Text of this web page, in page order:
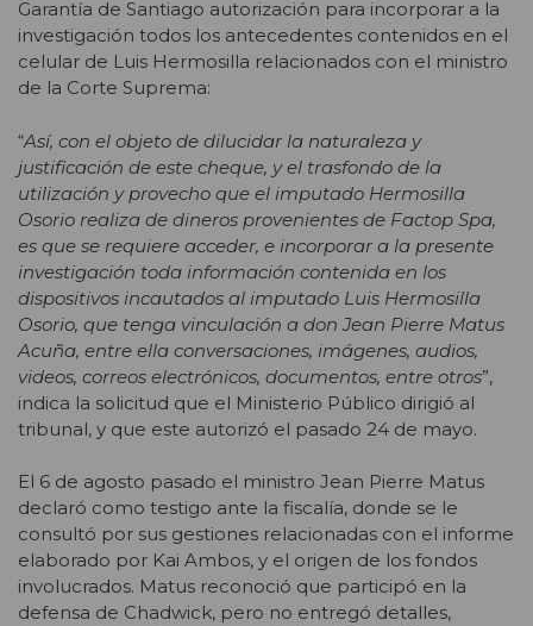
Garantía de Santiago autorización para incorporar a la
investigación todos los antecedentes contenidos en el
celular de Luis Hermosilla relacionados con el ministro
de la Corte Suprema:
“Así, con el objeto de dilucidar la naturaleza y
justificación de este cheque, y el trasfondo de la
utilización y provecho que el imputado Hermosilla
Osorio realiza de dineros provenientes de Factop Spa,
es que se requiere acceder, e incorporar a la presente
investigación toda información contenida en los
dispositivos incautados al imputado Luis Hermosilla
Osorio, que tenga vinculación a don Jean Pierre Matus
Acuña, entre ella conversaciones, imágenes, audios,
videos, correos electrónicos, documentos, entre otros”,
indica la solicitud que el Ministerio Público dirigió al
tribunal, y que este autorizó el pasado 24 de mayo.
El 6 de agosto pasado el ministro Jean Pierre Matus
declaró como testigo ante la fiscalía, donde se le
consultó por sus gestiones relacionadas con el informe
elaborado por Kai Ambos, y el origen de los fondos
involucrados. Matus reconoció que participó en la
defensa de Chadwick, pero no entregó detalles,